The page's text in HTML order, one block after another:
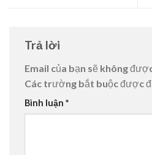
Trả lời
Email của bạn sẽ không
Các trường bắt buộc được
Bình luận *